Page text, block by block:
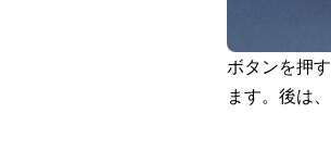
ボタンを押
ます。後は